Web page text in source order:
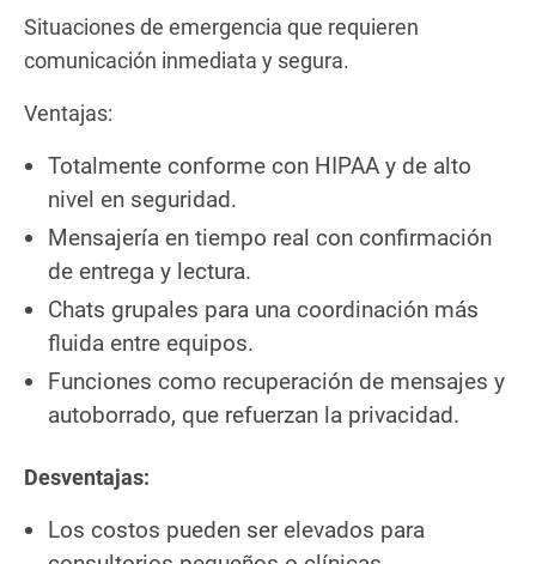
Situaciones de emergencia que requieren
comunicación inmediata y segura.
Ventajas:
Totalmente conforme con HIPAA y de alto
nivel en seguridad.
Mensajería en tiempo real con confirmación
de entrega y lectura.
Chats grupales para una coordinación más
fluida entre equipos.
Funciones como recuperación de mensajes y
autoborrado, que refuerzan la privacidad.
Desventajas:
Los costos pueden ser elevados para